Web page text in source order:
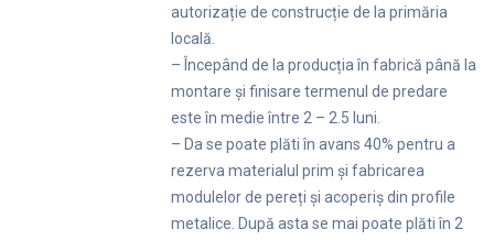
autorizație de construcție de la primăria
locală.
– Începând de la producția în fabrică până la
montare și finisare termenul de predare
este în medie între 2 – 2.5 luni.
– Da se poate plăti în avans 40% pentru a
rezerva materialul prim și fabricarea
modulelor de pereți și acoperiș din profile
metalice. După asta se mai poate plăti în 2